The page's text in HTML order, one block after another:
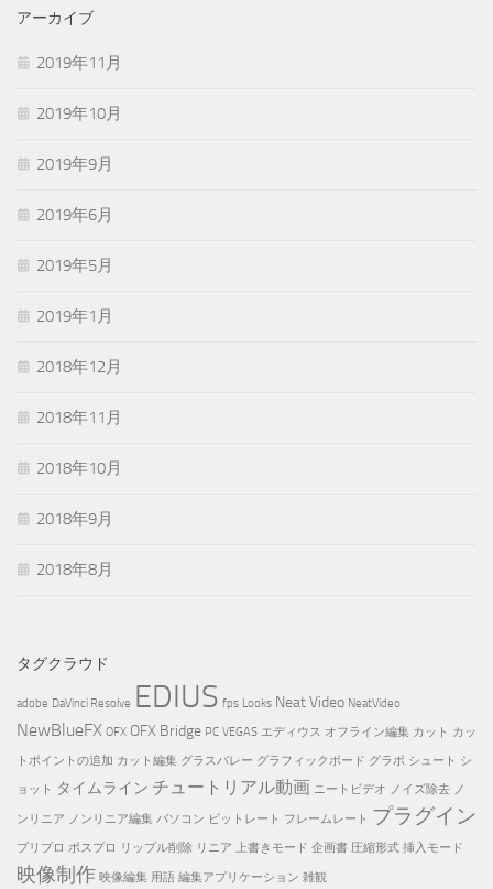
アーカイブ
2019年11月
2019年10月
2019年9月
2019年6月
2019年5月
2019年1月
2018年12月
2018年11月
2018年10月
2018年9月
2018年8月
タグクラウド
adobe DaVinci Resolve EDIUS fps Looks Neat Video NeatVideo
NewBlueFX OFX OFX Bridge PC VEGAS エディウス オフライン編集 カット カッ
トポイントの追加 カット編集 グラスバレー グラフィックボード グラボ シュート シ
ョット
タイムライン チュートリアル動画 ニートビデオ ノイズ除去 ノ
ンリニア ノンリニア編集 パソコン ビットレート フレームレート プラグイン
プリプロ ポスプロ リップル削除 リニア 上書きモード 企画書 圧縮形式 挿入モード
映像制作 映像編集 用語 編集アプリケーション 雑観